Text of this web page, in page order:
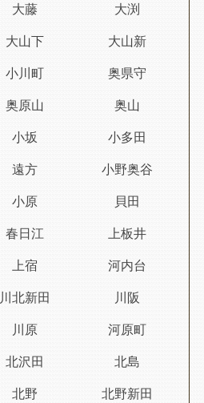
大藤 大渕
大山下 大山新
小川町 奥県守
奥原山 奥山
小坂 小多田
遠方 小野奥谷
小原 貝田
春日江 上板井
上宿 河内台
川北新田 川阪
川原 河原町
北沢田 北島
北野 北野新田